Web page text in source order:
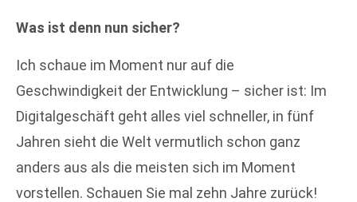
Was ist denn nun sicher?
Ich schaue im Moment nur auf die
Geschwindigkeit der Entwicklung – sicher ist: Im
Digitalgeschäft geht alles viel schneller, in fünf
Jahren sieht die Welt vermutlich schon ganz
anders aus als die meisten sich im Moment
vorstellen. Schauen Sie mal zehn Jahre zurück!